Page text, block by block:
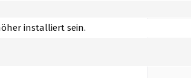
installiert sein.